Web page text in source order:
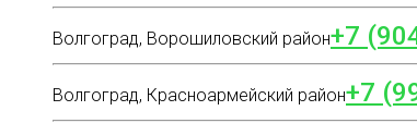
Волгоград, Ворошиловский район+7
Волгоград, Красноармейский район+7